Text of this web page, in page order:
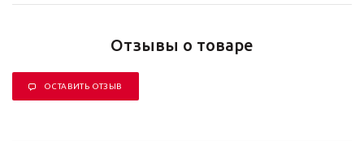
Отзывы о товаре
ОСТАВИТЬ ОТЗЫВ